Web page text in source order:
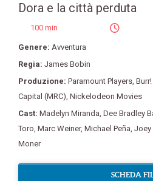
Dora e la città perduta
100 min
Genere: Avventura
Regia: James Bobin
Produzione: Paramount Players,
Capital (MRC), Nickelodeon Movies
Cast: Madelyn Miranda, Dee Bradley
Toro, Marc Weiner, Michael Peña, Joey
Moner
SCHEDA